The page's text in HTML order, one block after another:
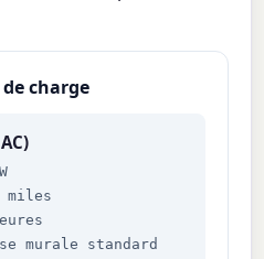
charge
miles
murale standard